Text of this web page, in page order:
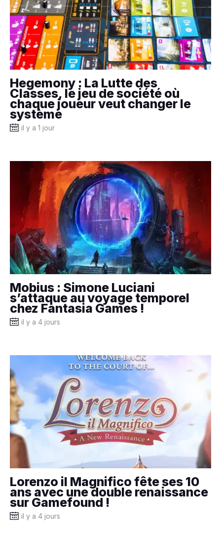
Hegemony : La Lutte des
Classes, le jeu de société où
chaque joueur veut changer le
système
il y a 1 jour
Mobius : Simone Luciani
s’attaque au voyage temporel
chez Fantasia Games !
il y a 4 jours
Lorenzo il Magnifico fête ses 10
ans avec une double renaissance
sur Gamefound !
il y a 4 jours